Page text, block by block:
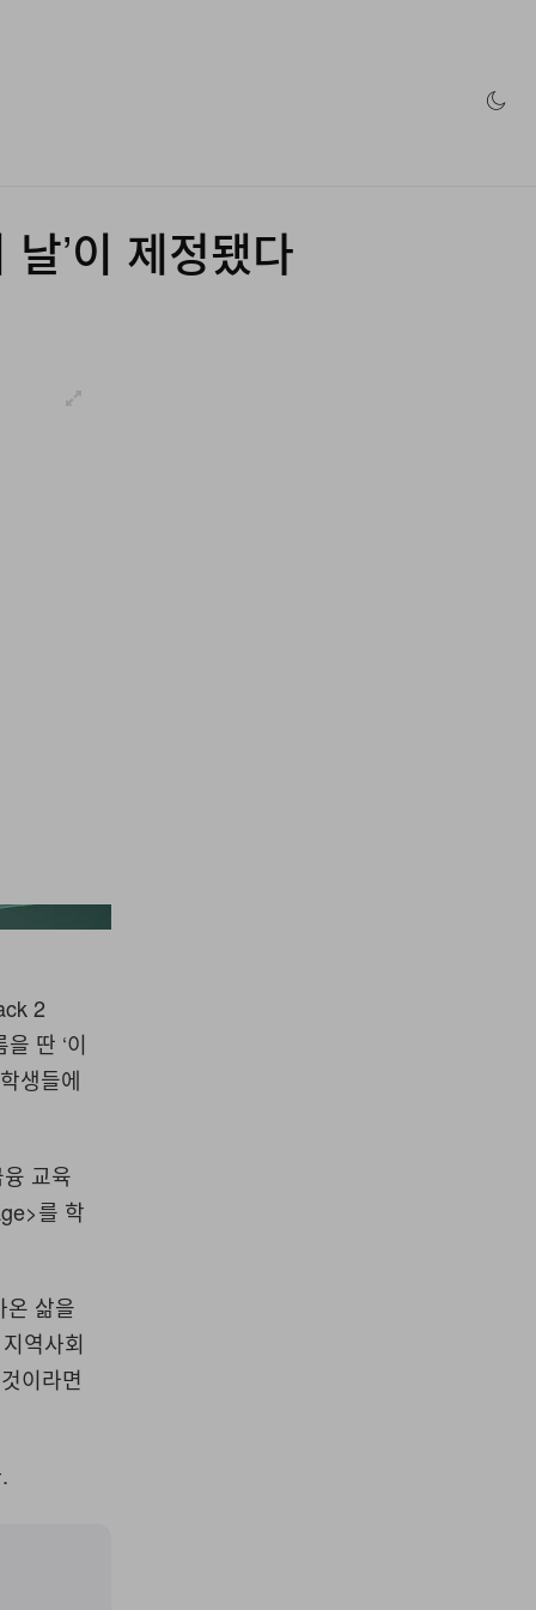
’이 제정됐다
2
딴 ‘이
생들에
교육
를 학
온 삶을
역사회
이라면